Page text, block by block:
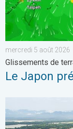
mercredi 5 août 2026
Glissements de
Le Japon
L'Asie en proie à